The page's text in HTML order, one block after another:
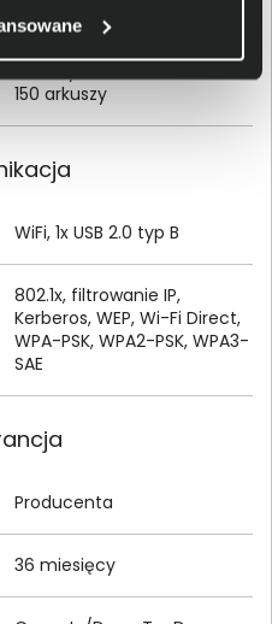
150 arkuszy
WiFi, 1x USB 2.0 typ B
802.1x, filtrowanie IP,
Kerberos, WEP, Wi-Fi Direct,
WPA-PSK, WPA2-PSK, WPA3-
SAE
Producenta
36 miesięcy